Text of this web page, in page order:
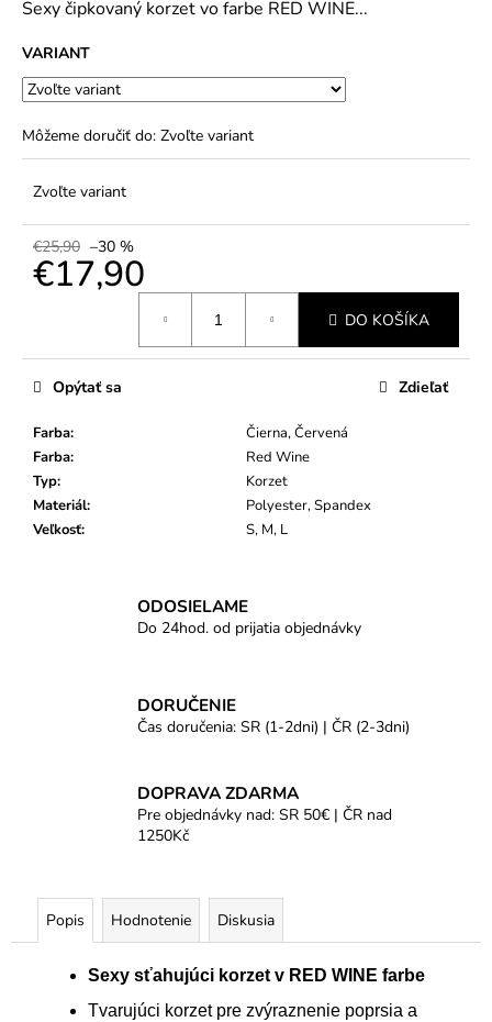
5
Sexy čipkovaný korzet vo farbe RED WINE...
VARIANT
Môžeme doručiť do: Zvoľte variant
Zvoľte variant
€25,90 –30 %
€17,90
DO KOŠÍKA
Farba:
Čierna, Červená
Farba:
Red Wine
Typ:
Korzet
Materiál:
Polyester, Spandex
Veľkosť: S, M, L
Opýtať sa Zdieľať
ODOSIELAME
Do 24hod. od prijatia objednávky
DORUČENIE
Čas doručenia: SR (1-2dni) | ČR (2-3dni)
DOPRAVA ZDARMA
Pre objednávky nad: SR 50€ | ČR nad
1250Kč
Popis Hodnotenie Diskusia
Sexy sťahujúci korzet v RED WINE farbe
Tvarujúci korzet pre zvýraznenie poprsia a
m
e